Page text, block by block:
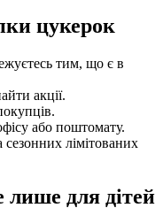
цукерок
тим, що є в
акції.
або поштомату.
лімітованих
для дітей